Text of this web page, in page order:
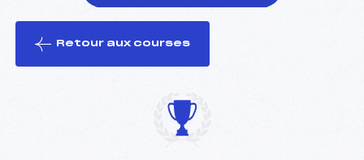
le ski
Retour aux courses